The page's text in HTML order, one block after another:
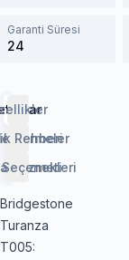
Garanti Süresi
24
Rehberi
Hizmeti
Bridgestone
Turanza
T005: